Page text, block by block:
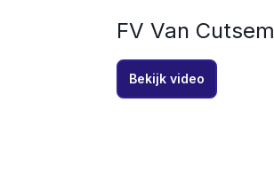
FV Van Cutsem
Bekijk video